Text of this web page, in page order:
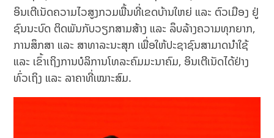
ອິນເຕີເນັດຄວາມໄວສູງກວມພື້ນທີ່ເຂດບ້ານໃຫຍ່ ແລະ ຕົວເມືອງ ຢູ່
ຊົນນະບົດ ຕິດພັນກັບວຽກສາມສ້າງ ແລະ ລຶບລ້າງຄວາມທຸກຍາກ,
ການສຶກສາ ແລະ ສາທາລະນະສຸກ ເພື່ອໃຫ້ປະຊາຊົນສາມາດນໍາໃຊ້
ແລະ ເຂົ້າເຖິງການບໍລິການໂທລະຄົມມະນາຄົມ, ອິນເຕີເນັດໄດ້ຢ່າງ
ທົ່ວເຖິງ ແລະ ລາຄາທີ່ເໝາະສົມ.